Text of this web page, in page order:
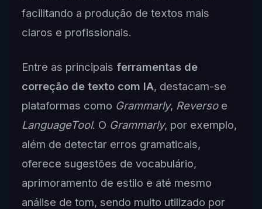
facilitando a produção de textos mais
claros e profissionais.
Entre as principais ferramentas de
correção de texto com IA, destacam-se
plataformas como Grammarly, Reversoe
LanguageTool. O Grammarly, por exemplo,
além de detectar erros gramaticais,
oferece sugestões de vocabulário,
aprimoramento de estilo e até mesmo
análise de tom, sendo muito utilizado por